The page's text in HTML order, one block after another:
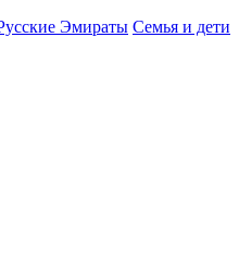
Эмираты Семья и дети